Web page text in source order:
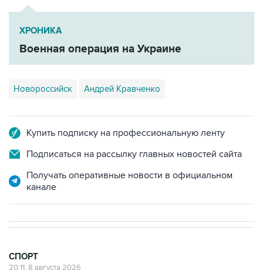
ХРОНИКА
Военная операция на Украине
Новороссийск Андрей Кравченко
Купить подписку на профессиональную ленту
Подписаться на рассылку главных новостей сайта
Получать оперативные новости в официальном
канале
СПОРТ
20:11, 8 августа 2026